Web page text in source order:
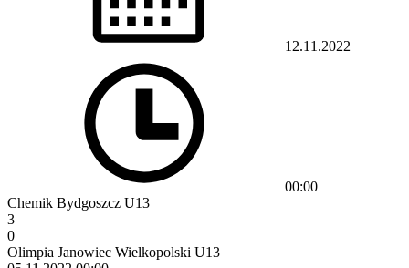
12.11.2022
00:00
Chemik Bydgoszcz U13
3
0
Olimpia Janowiec Wielkopolski U13